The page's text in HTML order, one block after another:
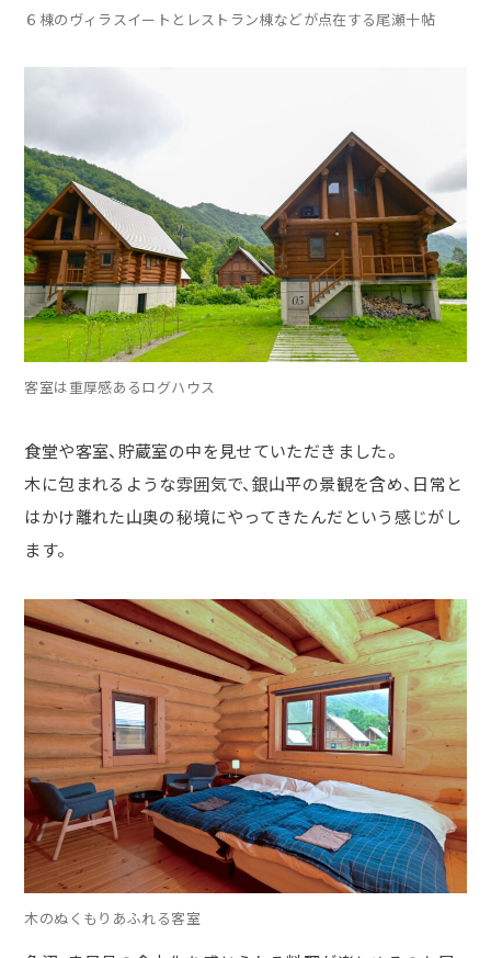
６棟のヴィラスイートとレストラン棟などが点在する尾瀬十帖
客室は重厚感あるログハウス
食堂や客室、貯蔵室の中を見せていただきました。
木に包まれるような雰囲気で、銀山平の景観を含め、日常と
はかけ離れた山奥の秘境にやってきたんだという感じがし
ます。
木のぬくもりあふれる客室